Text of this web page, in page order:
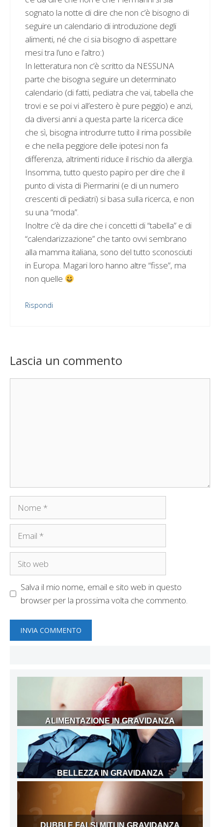
sognato la notte di dire che non c’è bisogno di
seguire un calendario di introduzione degli
alimenti, né che ci sia bisogno di aspettare
mesi tra l’uno e l’altro:)
In letteratura non c’è scritto da NESSUNA
parte che bisogna seguire un determinato
calendario (di fatti, pediatra che vai, tabella che
trovi e se poi vi all’estero è pure peggio) e anzi,
da diversi anni a questa parte la ricerca dice
che sì, bisogna introdurre tutto il rima possibile
e che nella peggiore delle ipotesi non fa
differenza, altrimenti riduce il rischio da allergia.
Insomma, tutto questo papiro per dire che il
punto di vista di Piermarini (e di un numero
crescenti di pediatri) si basa sulla ricerca, e non
su una “moda”.
Inoltre c’è da dire che i concetti di “tabella” e di
“calendarizzazione” che tanto ovvi sembrano
alla mamma italiana, sono del tutto sconosciuti
in Europa. Magari loro hanno altre “fisse”, ma
non quelle
Rispondi
Lascia un commento
Nome
Email
Sito
Salva il mio nome, email e sito web in questo
browser per la prossima volta che commento.
ALIMENTAZIONE IN GRAVIDANZA
BELLEZZA IN GRAVIDANZA
DUBBI E FALSI MITI IN GRAVIDANZA